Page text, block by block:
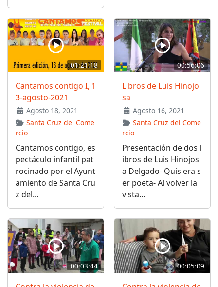
01:21:18
Cantamos contigo I, 1
3-agosto-2021
Agosto 18, 2021
Santa Cruz del Come
rcio
Cantamos contigo, es
pectáculo infantil pat
rocinado por el Ayunt
amiento de Santa Cru
z del...
00:56:06
Libros de Luis Hinojo
sa
Agosto 16, 2021
Santa Cruz del Come
rcio
Presentación de dos l
ibros de Luis Hinojos
a Delgado- Quisiera s
er poeta- Al volver la
vista...
00:03:44 00:05:09